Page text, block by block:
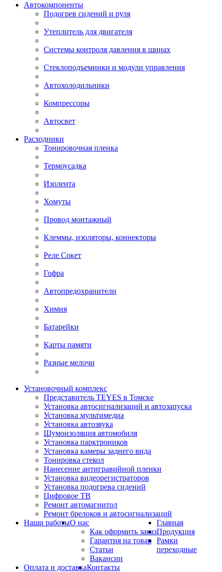
Автокомпоненты
Подогрев сидений и руля
Утеплитель для двигателя
Системы контроля давления в шинах
Стеклоподъемники и модули управления
Автохолодильники
Компрессоры
Автосвет
Расходники
Тонировочная пленка
Термоусадка
Изолента
Хомуты
Провод монтажный
Клеммы, изоляторы, коннекторы
Реле Сокет
Гофра
Автопредохранители
Химия
Батарейки
Карты памяти
Разные мелочи
Установочный комплекс
Представитель TEYES в Томске
Установка автосигнализаций и автозапуска
Установка мультимедиа
Установка автозвука
Шумоизоляция автомобиля
Установка парктроников
Установка камеры заднего вида
Тонировка стекол
Нанесение антигравийной пленки
Установка видеорегистраторов
Установка подогрева сидений
Цифровое ТВ
Ремонт автомагнитол
Ремонт брелоков и автосигнализаций
Наши работыО нас
Как оформить заказ
Гарантия на товар
Статьи
Вакансии
Оплата и доставкаКонтакты
Главная
Продукция
Рамки
переходные